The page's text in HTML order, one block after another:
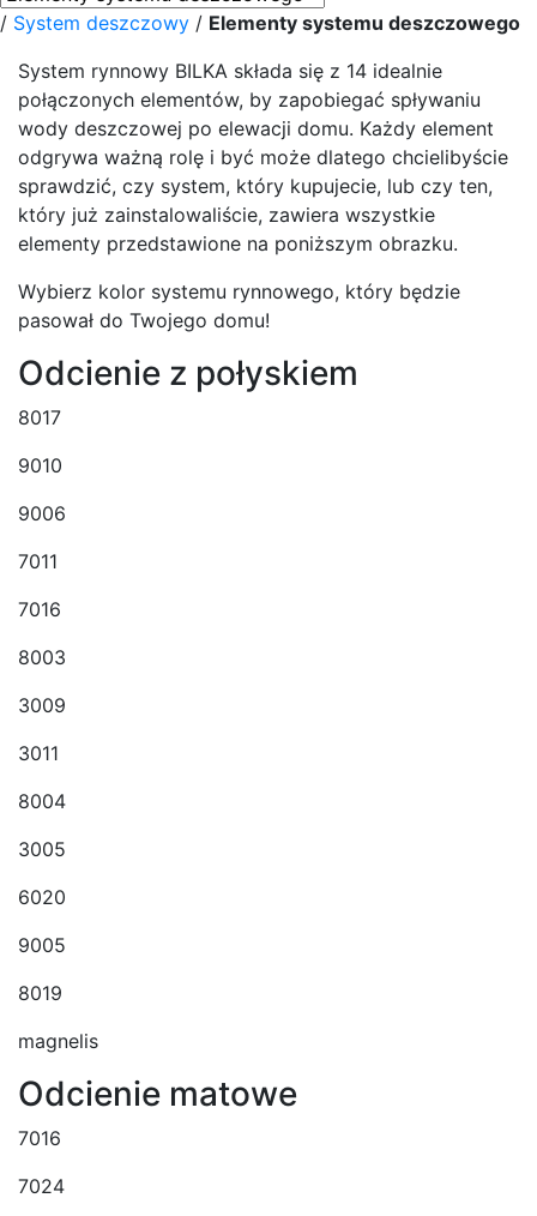
/ System deszczowy / Elementy systemu deszczowego
System rynnowy BILKA składa się z 14 idealnie
połączonych elementów, by zapobiegać spływaniu
wody deszczowej po elewacji domu. Każdy element
odgrywa ważną rolę i być może dlatego chcielibyście
sprawdzić, czy system, który kupujecie, lub czy ten,
który już zainstalowaliście, zawiera wszystkie
elementy przedstawione na poniższym obrazku.
Wybierz kolor systemu rynnowego, który będzie
pasował do Twojego domu!
Odcienie z połyskiem
8017
9010
9006
7011
7016
8003
3009
3011
8004
3005
6020
9005
8019
magnelis
Odcienie matowe
7016
7024